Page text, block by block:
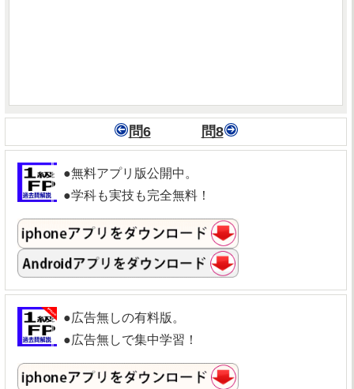
問6 問8
●無料アプリ版公開中。
●学科も実技も完全無料！
●広告無しの有料版。
●広告無しで集中学習！